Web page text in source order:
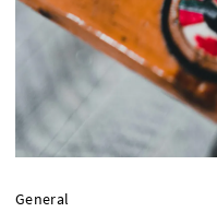
General